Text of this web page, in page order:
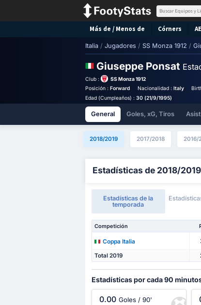
Más de / Menos de Córners
Italia / Jugadores / SS Monza 1912 /
Giuseppe Ponsat
Club :
SS Monza 1912
Posición : Forward Nacionalidad : Italy
Edad (Cumpleaños) : 30 (21/9/1995)
General Goles, xG, Tiros
2018/2019 2017/2018 2016/
Estadísticas de 2018/
Estadísticas de la
temporada
Competición
Coppa Italia
Total 2019
Estadísticas por cada 90
0.00 Goles / 90'